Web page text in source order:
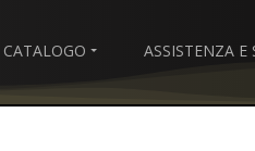
CATALOGO ASSISTENZA E